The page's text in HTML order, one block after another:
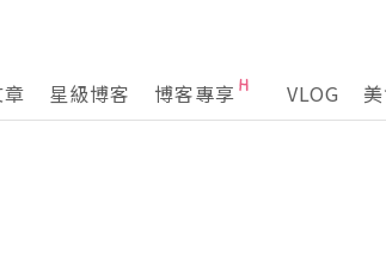
星級博客 博客專享 VLOG